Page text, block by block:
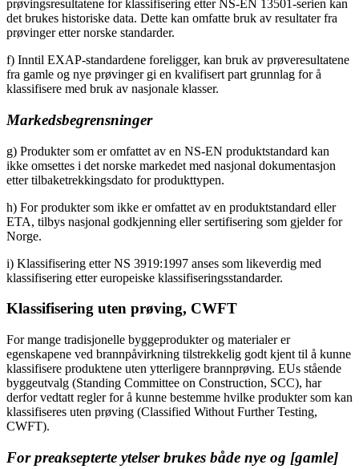
prøvingsresultatene for klassifisering etter NS-EN 13501-serien kan
det brukes historiske data. Dette kan omfatte bruk av resultater fra
prøvinger etter norske standarder.
f) Inntil EXAP-standardene foreligger, kan bruk av prøveresultatene
fra gamle og nye prøvinger gi en kvalifisert part grunnlag for å
klassifisere med bruk av nasjonale klasser.
Markedsbegrensninger
g) Produkter som er omfattet av en NS-EN produktstandard kan
ikke omsettes i det norske markedet med nasjonal dokumentasjon
etter tilbaketrekkingsdato for produkttypen.
h) For produkter som ikke er omfattet av en produktstandard eller
ETA, tilbys nasjonal godkjenning eller sertifisering som gjelder for
Norge.
i) Klassifisering etter NS 3919:1997 anses som likeverdig med
klassifisering etter europeiske klassifiseringsstandarder.
Klassifisering uten prøving, CWFT
For mange tradisjonelle byggeprodukter og materialer er
egenskapene ved brannpåvirkning tilstrekkelig godt kjent til å kunne
klassifisere produktene uten ytterligere brannprøving. EUs stående
byggeutvalg (Standing Committee on Construction, SCC), har
derfor vedtatt regler for å kunne bestemme hvilke produkter som kan
klassifiseres uten prøving (Classified Without Further Testing,
CWFT).
For preaksepterte ytelser brukes både nye og [gamle]